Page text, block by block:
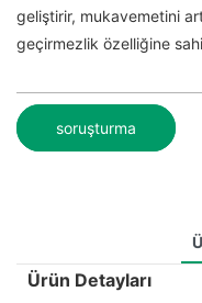
geliştirir, mukavemetini
geçirmezlik özelliğine
soruşturma
Ürün Detayları